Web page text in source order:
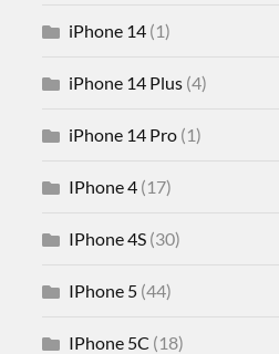
iPhone 14 (1)
iPhone 14 Plus (4)
iPhone 14 Pro (1)
IPhone 4 (17)
IPhone 4S (30)
IPhone 5 (44)
IPhone 5C (18)